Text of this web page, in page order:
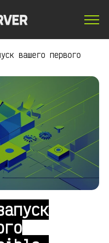
вашего первого